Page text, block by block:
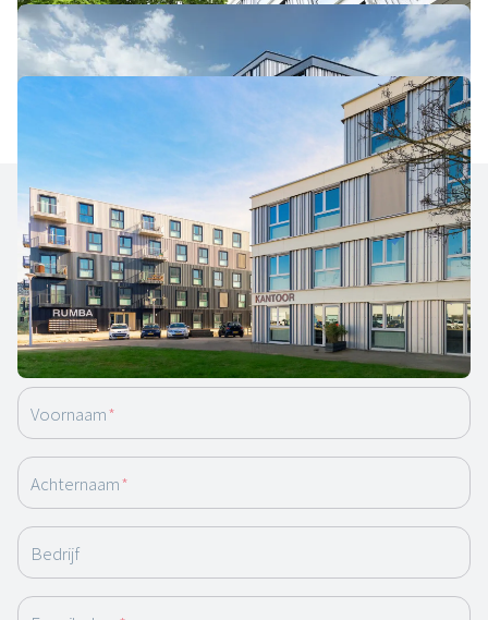
Brochure
Flexwonen, altijd de ruimte die je
nodig hebt
Download de brochure hier.
Voornaam*
Achternaam*
Bedrijf